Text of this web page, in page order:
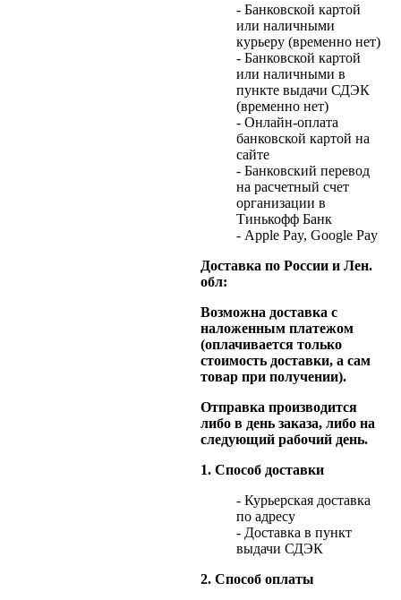
- Банковской картой
или наличными
курьеру (временно нет)
- Банковской картой
или наличными в
пункте выдачи СДЭК
(временно нет)
- Онлайн-оплата
банковской картой на
сайте
- Банковский перевод
на расчетный счет
организации в
Тинькофф Банк
- Apple Pay, Google Pay
Доставка по России и Лен.
обл:
Возможна доставка с
наложенным платежом
(оплачивается только
стоимость доставки, а сам
товар при получении).
Отправка производится
либо в день заказа, либо на
следующий рабочий день.
1. Способ доставки
- Курьерская доставка
по адресу
- Доставка в пункт
выдачи СДЭК
2. Способ оплаты